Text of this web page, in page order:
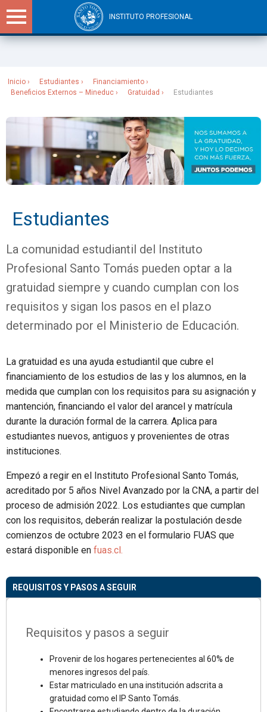
INSTITUTO PROFESIONAL
Inicio Estudiantes
Financiamiento
Beneficios Externos – Mineduc
Gratuidad Estudiantes
Estudiantes
La comunidad estudiantil del Instituto
Profesional Santo Tomás pueden optar a la
gratuidad siempre y cuando cumplan con los
requisitos y sigan los pasos en el plazo
determinado por el Ministerio de Educación.
La gratuidad es una ayuda estudiantil que cubre el
financiamiento de los estudios de las y los alumnos, en la
medida que cumplan con los requisitos para su asignación y
mantención, financiando el valor del arancel y matrícula
durante la duración formal de la carrera. Aplica para
estudiantes nuevos, antiguos y provenientes de otras
instituciones.
Empezó a regir en el Instituto Profesional Santo Tomás,
acreditado por 5 años Nivel Avanzado por la CNA, a partir del
proceso de admisión 2022. Los estudiantes que cumplan
con los requisitos, deberán realizar la postulación desde
comienzos de octubre 2023 en el formulario FUAS que
estará disponible en fuas.cl.
REQUISITOS Y PASOS A SEGUIR
PLAZOS PARA LA PUBLICACIÓN
OTROS BENEFICIOS
Requisitos y pasos a seguir
Provenir de los hogares pertenecientes al 60% de
menores ingresos del país.
Estar matriculado en una institución adscrita a
gratuidad como el IP Santo Tomás.
Proceso postulación FUAS: entre el 1 y el 22 de
octubre de 2024.
Matrícula alumnos nuevos: inicios de octubre 2024.
Publicación del nivel socioeconómico de los